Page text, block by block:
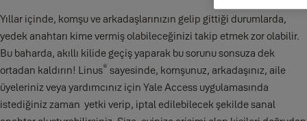
Yıllar içinde, komşu ve arkadaşlarınızın gelip gittiği durumlarda,
yedek anahtarı kime vermiş olabileceğinizi takip etmek zor olabilir.
Bu baharda, akıllı kilide geçiş yaparak bu sorunu sonsuza dek
ortadan kaldırın! Linus® sayesinde, komşunuz, arkadaşınız, aile
üyeleriniz veya yardımcınız için Yale Access uygulamasında
istediğiniz zaman yetki verip, iptal edilebilecek şekilde sanal